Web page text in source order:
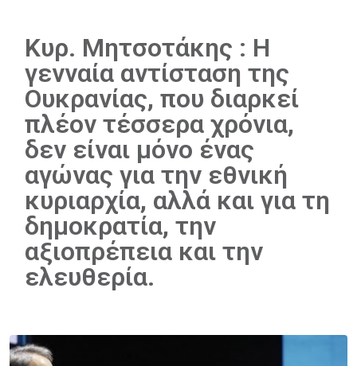
Κυρ. Μητσοτάκης : Η
γενναία αντίσταση της
Ουκρανίας, που διαρκεί
πλέον τέσσερα χρόνια,
δεν είναι μόνο ένας
αγώνας για την εθνική
κυριαρχία, αλλά και για τη
δημοκρατία, την
αξιοπρέπεια και την
ελευθερία.